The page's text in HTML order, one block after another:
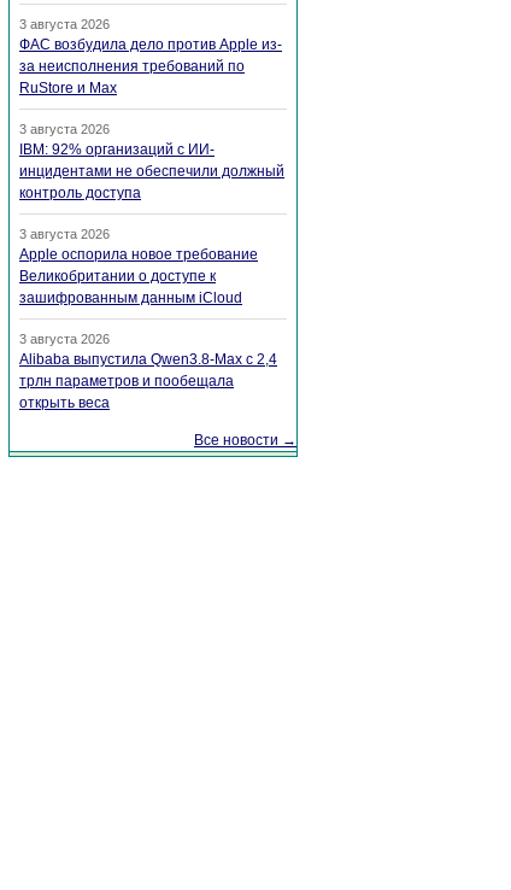
3 августа 2026
ФАС возбудила дело против Apple из-
за неисполнения требований по
RuStore и Max
3 августа 2026
IBM: 92% организаций с ИИ-
инцидентами не обеспечили должный
контроль доступа
3 августа 2026
Apple оспорила новое требование
Великобритании о доступе к
зашифрованным данным iCloud
3 августа 2026
Alibaba выпустила Qwen3.8-Max с 2,4
трлн параметров и пообещала
открыть веса
Все новости →